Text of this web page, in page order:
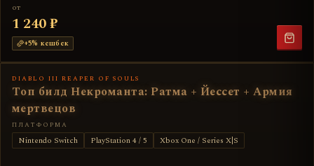
от
1 240 ₽
+5% кешбек
DIABLO III REAPER OF SOULS
Топ билд Некроманта: Ратма + Йессет + Армия
мертвецов
ПЛАТФОРМА
Nintendo Switch PlayStation 4 / 5 Xbox One / Series X|S